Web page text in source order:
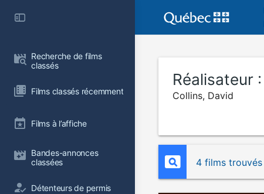
Recherche de films
classés
Films classés récemment
Films à l’affiche
Bandes-annonces
classées
Détenteurs de permis
Réalisateur :
Collins, David
4 films trouvés